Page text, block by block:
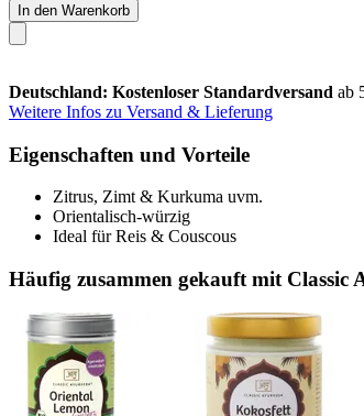
In den Warenkorb
Deutschland: Kostenloser Standardversand ab
Weitere Infos zu Versand & Lieferung
Eigenschaften und Vorteile
Zitrus, Zimt & Kurkuma uvm.
Orientalisch-würzig
Ideal für Reis & Couscous
Häufig zusammen gekauft mit Classic